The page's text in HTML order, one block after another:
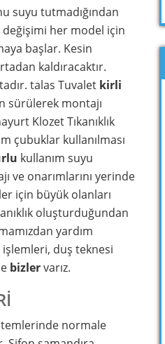
suyu tutmadığından
değişimi her model için
başlar. Kesin
kaldıracaktır.
talas Tuvalet kirli
sürülerek montajı
Klozet Tıkanıklık
çubuklar kullanılması
kullanım suyu
ve onarımlarını yerinde
için büyük olanları
oluşturduğundan
yardım
işlemleri, duş teknesi
bizlervarız.
normale